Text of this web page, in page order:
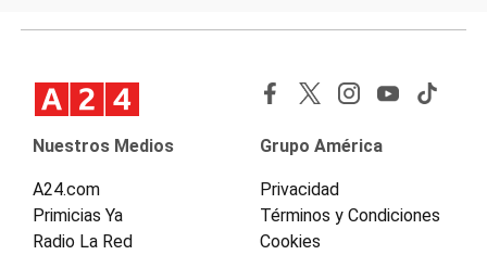
Nuestros Medios
A24.com
Primicias Ya
Radio La Red
Grupo América
Privacidad
Términos y Condiciones
Cookies